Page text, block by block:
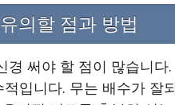
의할 점과 방법
써야 할 점이 많습니
입니다. 무는 배수가 잘